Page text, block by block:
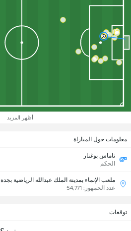
أظهر المزيد
معلومات حول المباراة
تاماس بوغنار
الحكم
ملعب الإنماء بمدينة الملك عبدالله الرياضية بجدة
عدد الجمهور: 54,771
توقعات